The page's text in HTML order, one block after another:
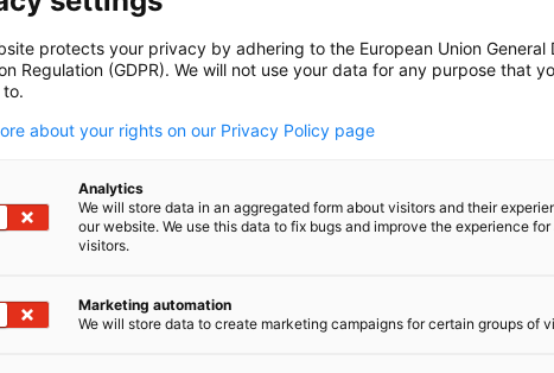
protects your privacy by adhering to the European Union General
Regulation (GDPR). We will not use your data for any purpose that
about your rights on our Privacy Policy page
Analytics
We will store data in an aggregated form about visitors and their
our website. We use this data to fix bugs and improve the experience for
visitors.
Marketing automation
We will store data to create marketing campaigns for certain groups of